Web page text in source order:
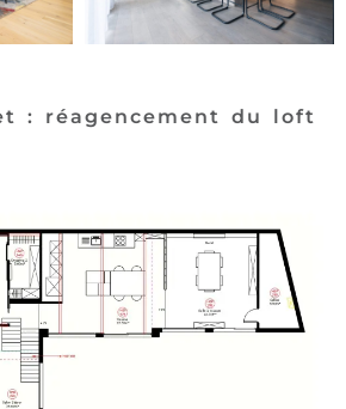
: réagencement du loft